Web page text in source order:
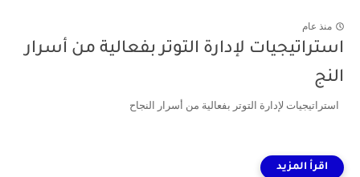
منذ عام
استراتيجيات لإدارة التوتر بفعالية من أسرار
النج
استراتيجيات لإدارة التوتر بفعالية من أسرار النجاح